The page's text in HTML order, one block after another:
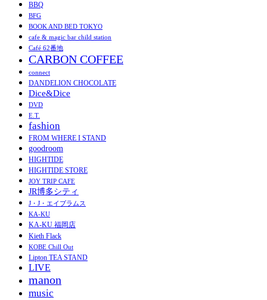
BBQ
BFG
BOOK AND BED TOKYO
cafe & magic bar child station
Café 62番地
CARBON COFFEE
connect
DANDELION CHOCOLATE
Dice&Dice
DVD
E.T.
fashion
FROM WHERE I STAND
goodroom
HIGHTIDE
HIGHTIDE STORE
JOY TRIP CAFE
JR博多シティ
J・J・エイブラムス
KA-KU
KA-KU 福岡店
Kieth Flack
KOBE Chill Out
Lipton TEA STAND
LIVE
manon
music